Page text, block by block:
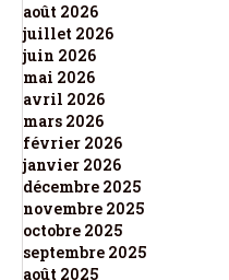
août 2026
juillet 2026
juin 2026
mai 2026
avril 2026
mars 2026
février 2026
janvier 2026
décembre 2025
novembre 2025
octobre 2025
septembre 2025
août 2025